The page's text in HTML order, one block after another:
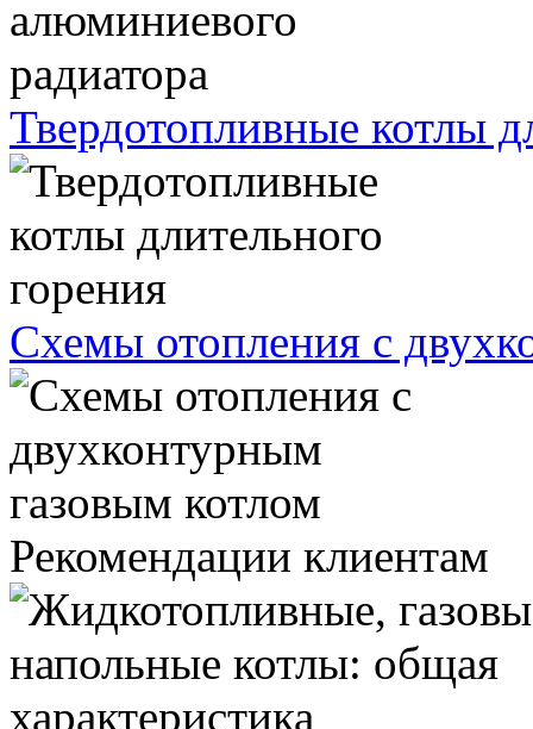
Твердотопливные котлы
Схемы отопления с
Рекомендации клиентам